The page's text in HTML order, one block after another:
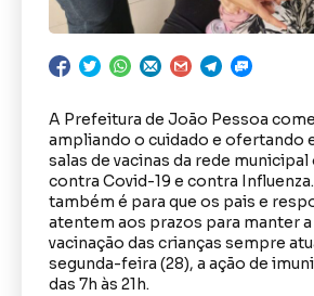
A Prefeitura de João Pessoa
ampliando o cuidado e ofertando
salas de vacinas da rede
contra Covid-19 e contra
também é para que os pais e
atentem aos prazos para manter
vacinação das crianças sempre
segunda-feira (28), a ação de
das 7h às 21h.